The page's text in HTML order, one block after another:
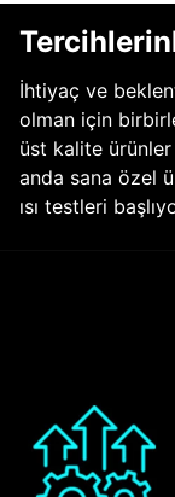
İhtiyaç ve
olman için
üst kalite
anda sana özel
ısı testleri